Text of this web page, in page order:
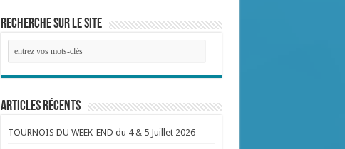
Recherche sur le site
Articles récents
TOURNOIS DU WEEK-END du 4 & 5 Juillet 2026